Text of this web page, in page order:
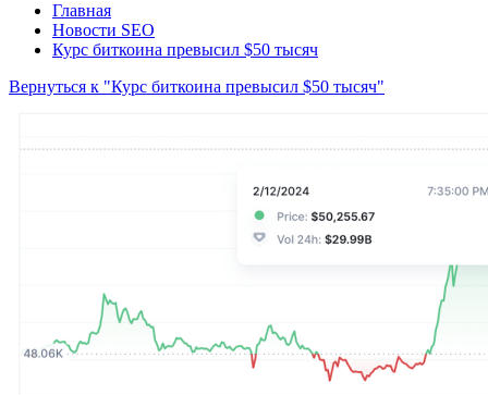
Главная
Новости SEO
Курс биткоина превысил $50 тысяч
Вернуться к "Курс биткоина превысил $50 тысяч"